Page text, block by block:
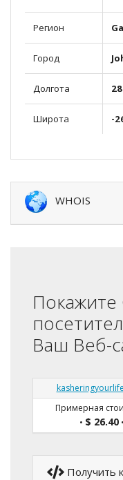
Регион
Город
Долгота
Широта -
WHOIS
Ваш Веб-
Примерная
• $ 26.40•
Получить